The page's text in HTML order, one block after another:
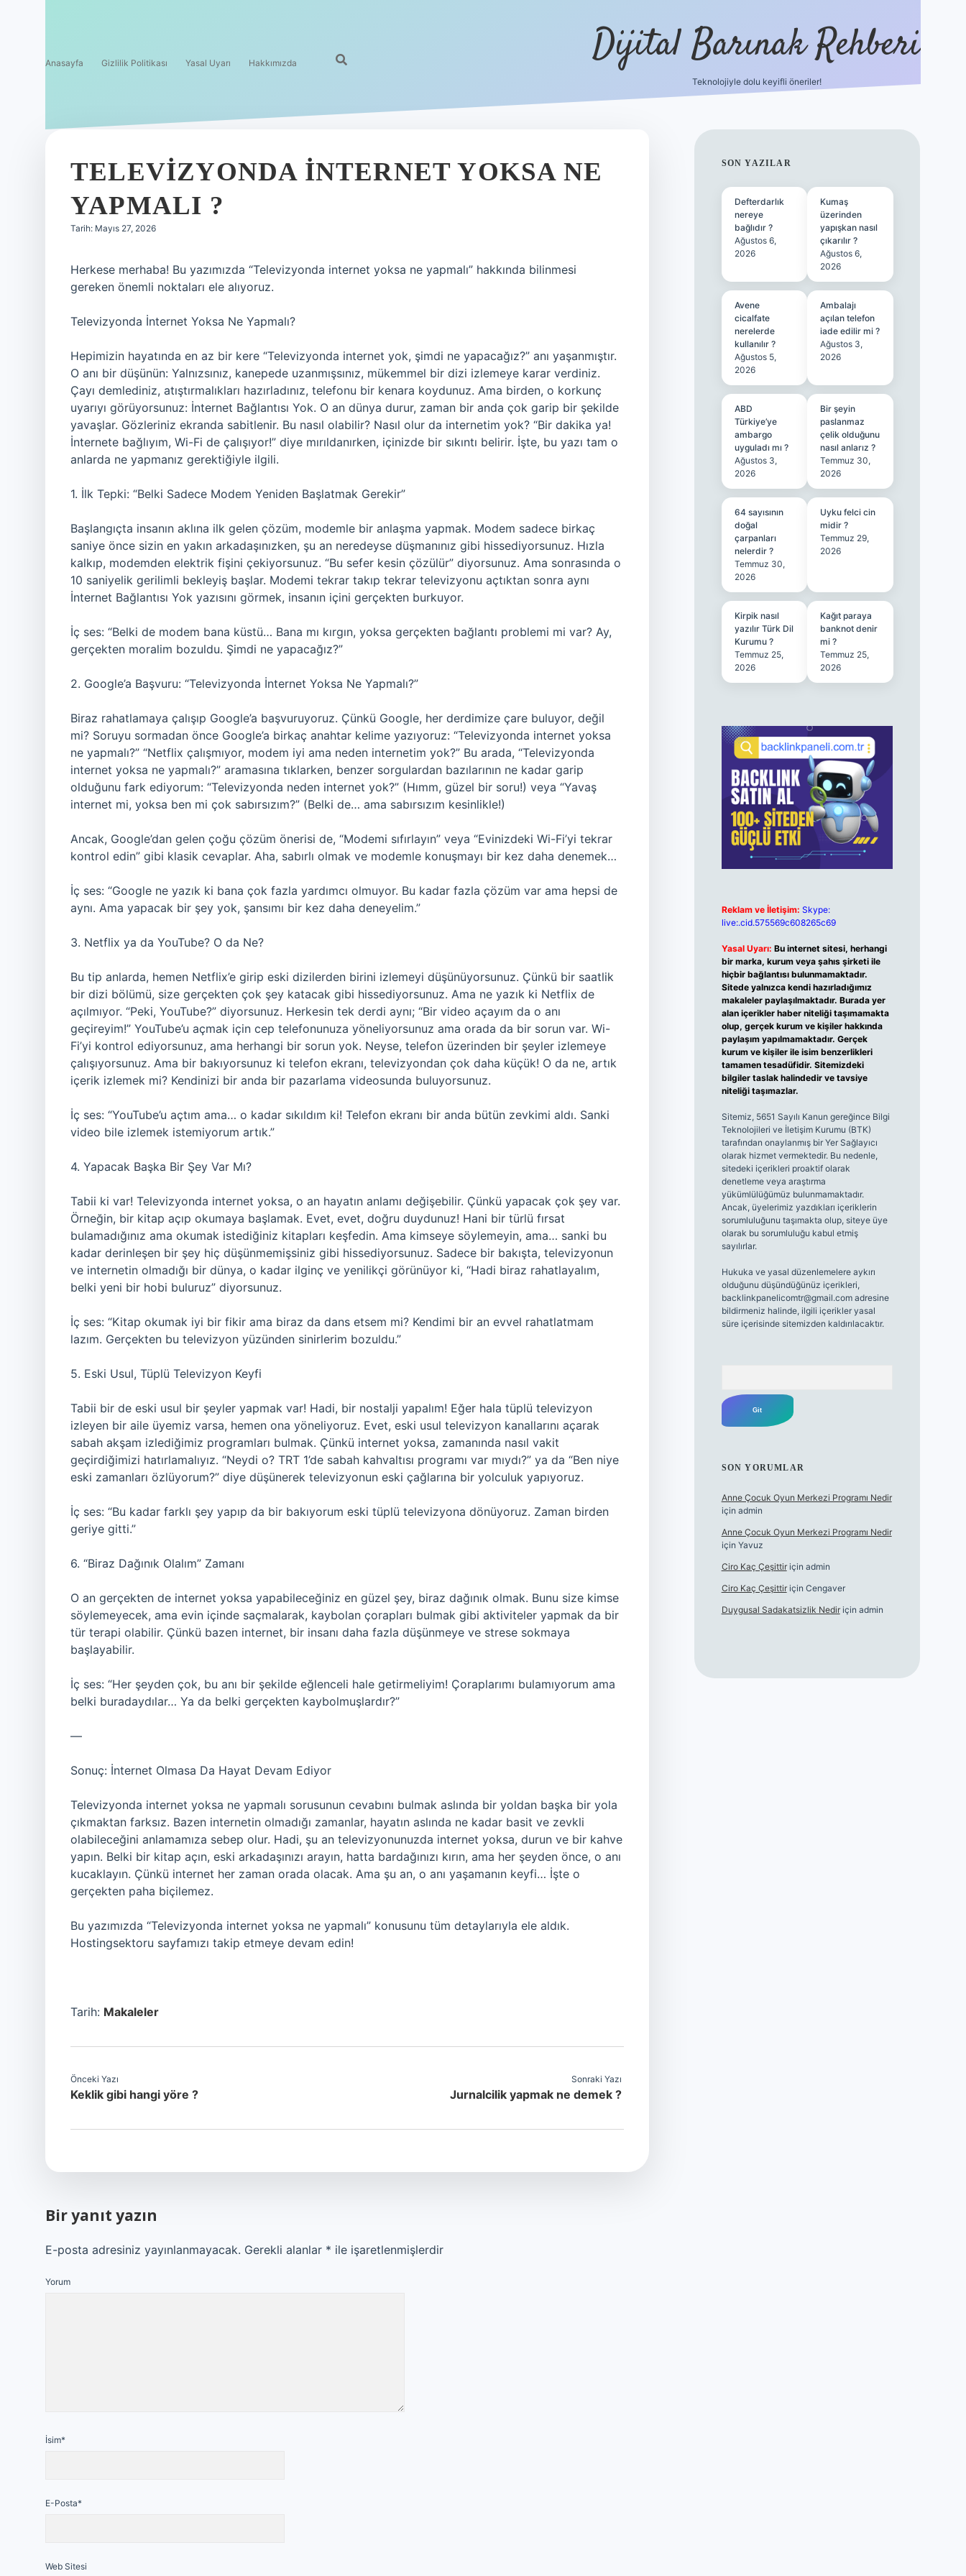
Anasayfa Gizlilik Politikası Yasal Uyarı Hakkımızda Dijital Barınak Rehberi
Teknolojiyle dolu keyifli öneriler!
TELEVIZYONDA INTERNET YOKSA NE
YAPMALI ?
Tarih: Mayıs 27, 2026
Herkese merhaba! Bu yazımızda “Televizyonda internet yoksa ne yapmalı” hakkında bilinmesi
gereken önemli noktaları ele alıyoruz.
Televizyonda İnternet Yoksa Ne Yapmalı?
Hepimizin hayatında en az bir kere “Televizyonda internet yok, şimdi ne yapacağız?” anı yaşanmıştır.
O anı bir düşünün: Yalnızsınız, kanepede uzanmışsınız, mükemmel bir dizi izlemeye karar verdiniz.
Çayı demlediniz, atıştırmalıkları hazırladınız, telefonu bir kenara koydunuz. Ama birden, o korkunç
uyarıyı görüyorsunuz: İnternet Bağlantısı Yok. O an dünya durur, zaman bir anda çok garip bir şekilde
yavaşlar. Gözleriniz ekranda sabitlenir. Bu nasıl olabilir? Nasıl olur da internetim yok? “Bir dakika ya!
İnternete bağlıyım, Wi-Fi de çalışıyor!” diye mırıldanırken, içinizde bir sıkıntı belirir. İşte, bu yazı tam o
anlarda ne yapmanız gerektiğiyle ilgili.
1. İlk Tepki: “Belki Sadece Modem Yeniden Başlatmak Gerekir”
Başlangıçta insanın aklına ilk gelen çözüm, modemle bir anlaşma yapmak. Modem sadece birkaç
saniye önce sizin en yakın arkadaşınızken, şu an neredeyse düşmanınız gibi hissediyorsunuz. Hızla
kalkıp, modemden elektrik fişini çekiyorsunuz. “Bu sefer kesin çözülür” diyorsunuz. Ama sonrasında o
10 saniyelik gerilimli bekleyiş başlar. Modemi tekrar takıp tekrar televizyonu açtıktan sonra aynı
İnternet Bağlantısı Yok yazısını görmek, insanın içini gerçekten burkuyor.
İç ses: “Belki de modem bana küstü… Bana mı kırgın, yoksa gerçekten bağlantı problemi mi var? Ay,
gerçekten moralim bozuldu. Şimdi ne yapacağız?”
2. Google’a Başvuru: “Televizyonda İnternet Yoksa Ne Yapmalı?”
Biraz rahatlamaya çalışıp Google’a başvuruyoruz. Çünkü Google, her derdimize çare buluyor, değil
mi? Soruyu sormadan önce Google’a birkaç anahtar kelime yazıyoruz: “Televizyonda internet yoksa
ne yapmalı?” “Netflix çalışmıyor, modem iyi ama neden internetim yok?” Bu arada, “Televizyonda
internet yoksa ne yapmalı?” aramasına tıklarken, benzer sorgulardan bazılarının ne kadar garip
olduğunu fark ediyorum: “Televizyonda neden internet yok?” (Hımm, güzel bir soru!) veya “Yavaş
internet mi, yoksa ben mi çok sabırsızım?” (Belki de… ama sabırsızım kesinlikle!)
Ancak, Google’dan gelen çoğu çözüm önerisi de, “Modemi sıfırlayın” veya “Evinizdeki Wi-Fi’yi tekrar
kontrol edin” gibi klasik cevaplar. Aha, sabırlı olmak ve modemle konuşmayı bir kez daha denemek…
İç ses: “Google ne yazık ki bana çok fazla yardımcı olmuyor. Bu kadar fazla çözüm var ama hepsi de
aynı. Ama yapacak bir şey yok, şansımı bir kez daha deneyelim.”
3. Netflix ya da YouTube? O da Ne?
Bu tip anlarda, hemen Netflix’e girip eski dizilerden birini izlemeyi düşünüyorsunuz. Çünkü bir saatlik
bir dizi bölümü, size gerçekten çok şey katacak gibi hissediyorsunuz. Ama ne yazık ki Netflix de
açılmıyor. “Peki, YouTube?” diyorsunuz. Herkesin tek derdi aynı; “Bir video açayım da o anı
geçireyim!” YouTube’u açmak için cep telefonunuza yöneliyorsunuz ama orada da bir sorun var. Wi-
Fi’yi kontrol ediyorsunuz, ama herhangi bir sorun yok. Neyse, telefon üzerinden bir şeyler izlemeye
çalışıyorsunuz. Ama bir bakıyorsunuz ki telefon ekranı, televizyondan çok daha küçük! O da ne, artık
içerik izlemek mi? Kendinizi bir anda bir pazarlama videosunda buluyorsunuz.
İç ses: “YouTube’u açtım ama… o kadar sıkıldım ki! Telefon ekranı bir anda bütün zevkimi aldı. Sanki
video bile izlemek istemiyorum artık.”
4. Yapacak Başka Bir Şey Var Mı?
Tabii ki var! Televizyonda internet yoksa, o an hayatın anlamı değişebilir. Çünkü yapacak çok şey var.
Örneğin, bir kitap açıp okumaya başlamak. Evet, evet, doğru duydunuz! Hani bir türlü fırsat
bulamadığınız ama okumak istediğiniz kitapları keşfedin. Ama kimseye söylemeyin, ama… sanki bu
kadar derinleşen bir şey hiç düşünmemişsiniz gibi hissediyorsunuz. Sadece bir bakışta, televizyonun
ve internetin olmadığı bir dünya, o kadar ilginç ve yenilikçi görünüyor ki, “Hadi biraz rahatlayalım,
belki yeni bir hobi buluruz” diyorsunuz.
İç ses: “Kitap okumak iyi bir fikir ama biraz da dans etsem mi? Kendimi bir an evvel rahatlatmam
lazım. Gerçekten bu televizyon yüzünden sinirlerim bozuldu.”
5. Eski Usul, Tüplü Televizyon Keyfi
Tabii bir de eski usul bir şeyler yapmak var! Hadi, bir nostalji yapalım! Eğer hala tüplü televizyon
izleyen bir aile üyemiz varsa, hemen ona yöneliyoruz. Evet, eski usul televizyon kanallarını açarak
sabah akşam izlediğimiz programları bulmak. Çünkü internet yoksa, zamanında nasıl vakit
geçirdiğimizi hatırlamalıyız. “Neydi o? TRT 1’de sabah kahvaltısı programı var mıydı?” ya da “Ben niye
eski zamanları özlüyorum?” diye düşünerek televizyonun eski çağlarına bir yolculuk yapıyoruz.
İç ses: “Bu kadar farklı şey yapıp da bir bakıyorum eski tüplü televizyona dönüyoruz. Zaman birden
geriye gitti.”
6. “Biraz Dağınık Olalım” Zamanı
O an gerçekten de internet yoksa yapabileceğiniz en güzel şey, biraz dağınık olmak. Bunu size kimse
söylemeyecek, ama evin içinde saçmalarak, kaybolan çorapları bulmak gibi aktiviteler yapmak da bir
tür terapi olabilir. Çünkü bazen internet, bir insanı daha fazla düşünmeye ve strese sokmaya
başlayabilir.
İç ses: “Her şeyden çok, bu anı bir şekilde eğlenceli hale getirmeliyim! Çoraplarımı bulamıyorum ama
belki buradaydılar… Ya da belki gerçekten kaybolmuşlardır?”
—
Sonuç: İnternet Olmasa Da Hayat Devam Ediyor
Televizyonda internet yoksa ne yapmalı sorusunun cevabını bulmak aslında bir yoldan başka bir yola
çıkmaktan farksız. Bazen internetin olmadığı zamanlar, hayatın aslında ne kadar basit ve zevkli
olabileceğini anlamamıza sebep olur. Hadi, şu an televizyonunuzda internet yoksa, durun ve bir kahve
yapın. Belki bir kitap açın, eski arkadaşınızı arayın, hatta bardağınızı kırın, ama her şeyden önce, o anı
kucaklayın. Çünkü internet her zaman orada olacak. Ama şu an, o anı yaşamanın keyfi… İşte o
gerçekten paha biçilemez.
Bu yazımızda “Televizyonda internet yoksa ne yapmalı” konusunu tüm detaylarıyla ele aldık.
Hostingsektoru sayfamızı takip etmeye devam edin!
Tarih: Makaleler
Önceki Yazı
Keklik gibi hangi yöre ?
Sonraki Yazı
Jurnalcilik yapmak ne demek ?
Bir yanıt yazın
E-posta adresiniz yayınlanmayacak. Gerekli alanlar * ile işaretlenmişlerdir
Yorum
İsim*
E-Posta*
Web Sitesi
SIDEBAR
SON YAZILAR
Defterdarlık
nereye
bağlıdır ?
Ağustos 6,
2026
Kumaş
üzerinden
yapışkan nasıl
çıkarılır ?
Ağustos 6,
2026
Avene
cicalfate
nerelerde
kullanılır ?
Ağustos 5,
2026
Ambalajı
açılan telefon
iade edilir mi ?
Ağustos 3,
2026
ABD
Türkiye’ye
ambargo
uyguladı mı ?
Ağustos 3,
2026
Bir şeyin
paslanmaz
çelik olduğunu
nasıl anlarız ?
Temmuz 30,
2026
64 sayısının
doğal
çarpanları
nelerdir ?
Temmuz 30,
2026
Uyku felci cin
midir ?
Temmuz 29,
2026
Kirpik nasıl
yazılır Türk Dil
Kurumu ?
Temmuz 25,
2026
Kağıt paraya
banknot denir
mi ?
Temmuz 25,
2026
Reklam ve İletişim: Skype:
live:.cid.575569c608265c69
Yasal Uyarı: Bu internet sitesi, herhangi
bir marka, kurum veya şahıs şirketi ile
hiçbir bağlantısı bulunmamaktadır.
Sitede yalnızca kendi hazırladığımız
makaleler paylaşılmaktadır. Burada yer
alan içerikler haber niteliği taşımamakta
olup, gerçek kurum ve kişiler hakkında
paylaşım yapılmamaktadır. Gerçek
kurum ve kişiler ile isim benzerlikleri
tamamen tesadüfidir. Sitemizdeki
bilgiler taslak halindedir ve tavsiye
niteliği taşımazlar.
Sitemiz, 5651 Sayılı Kanun gereğince Bilgi
Teknolojileri ve İletişim Kurumu (BTK)
tarafından onaylanmış bir Yer Sağlayıcı
olarak hizmet vermektedir. Bu nedenle,
sitedeki içerikleri proaktif olarak
denetleme veya araştırma
yükümlülüğümüz bulunmamaktadır.
Ancak, üyelerimiz yazdıkları içeriklerin
sorumluluğunu taşımakta olup, siteye üye
olarak bu sorumluluğu kabul etmiş
sayılırlar.
Hukuka ve yasal düzenlemelere aykırı
olduğunu düşündüğünüz içerikleri,
backlinkpanelicomtr@gmail.comadresine
bildirmeniz halinde, ilgili içerikler yasal
süre içerisinde sitemizden kaldırılacaktır.
SON YORUMLAR
Anne Çocuk Oyun Merkezi Programı Nedir
için admin
Anne Çocuk Oyun Merkezi Programı Nedir
için Yavuz
Ciro Kaç Çeşittiriçin admin
Ciro Kaç Çeşittiriçin Cengaver
Duygusal Sadakatsizlik Nediriçin admin
hiltonbet güncel giriş